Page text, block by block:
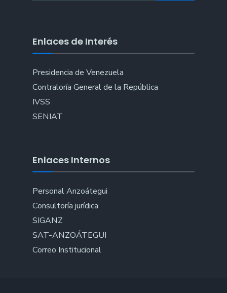
Enlaces de Interés
Presidencia de Venezuela
Contraloría General de la República
IVSS
SENIAT
Enlaces Internos
Personal Anzoátegui
Consultoría jurídica
SIGANZ
SAT-ANZOÁTEGUI
Correo Institucional